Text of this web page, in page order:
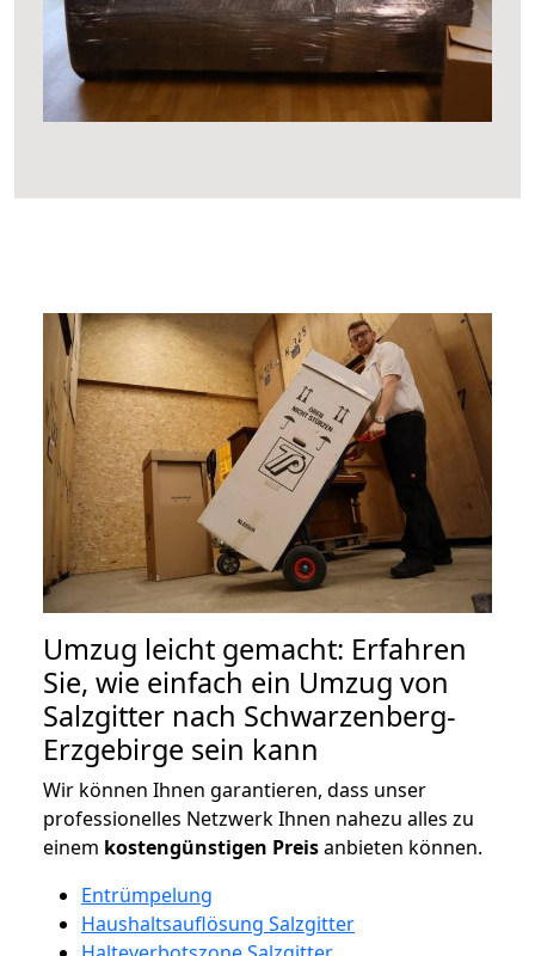
Umzug leicht gemacht: Erfahren
Sie, wie einfach ein Umzug von
Salzgitter nach Schwarzenberg-
Erzgebirge sein kann
Wir können Ihnen garantieren, dass unser
professionelles Netzwerk Ihnen nahezu alles zu
einem kostengünstigen Preisanbieten können.
Entrümpelung
Haushaltsauflösung Salzgitter